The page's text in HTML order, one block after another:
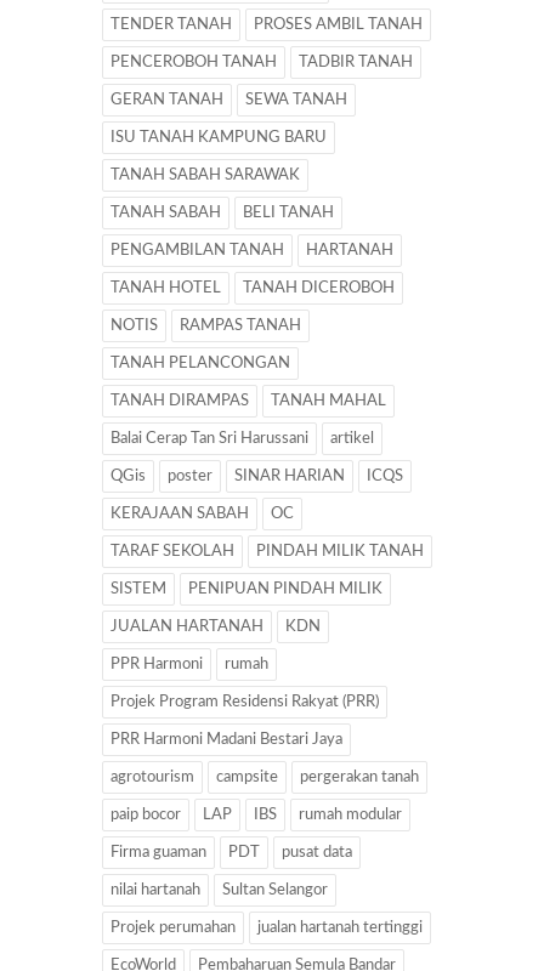
TENDER TANAH PROSES AMBIL TANAH
PENCEROBOH TANAH TADBIR TANAH
GERAN TANAH SEWA TANAH
ISU TANAH KAMPUNG BARU
TANAH SABAH SARAWAK
TANAH SABAH BELI TANAH
PENGAMBILAN TANAH HARTANAH
TANAH HOTEL TANAH DICEROBOH
NOTIS RAMPAS TANAH
TANAH PELANCONGAN
TANAH DIRAMPAS TANAH MAHAL
Balai Cerap Tan Sri Harussani artikel
QGis poster SINAR HARIAN ICQS
KERAJAAN SABAH OC
TARAF SEKOLAH PINDAH MILIK TANAH
SISTEM PENIPUAN PINDAH MILIK
JUALAN HARTANAH KDN
PPR Harmoni rumah
Projek Program Residensi Rakyat (PRR)
PRR Harmoni Madani Bestari Jaya
agrotourism campsite pergerakan tanah
paip bocor LAP IBS rumah modular
Firma guaman PDT pusat data
nilai hartanah Sultan Selangor
Projek perumahan jualan hartanah tertinggi
EcoWorld Pembaharuan Semula Bandar